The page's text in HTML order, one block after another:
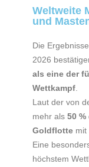
Weltweite
und
Die
2026
als eine der
Wettkampf
Laut der von
mehr als 50
Goldflotte mit
Eine
höchstem